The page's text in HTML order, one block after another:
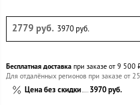
2779 руб. 3970 руб.
Бесплатная доставка при заказе от 9 500
Для отдалённых регионов при заказе от
Цена без скидки 3970 руб.